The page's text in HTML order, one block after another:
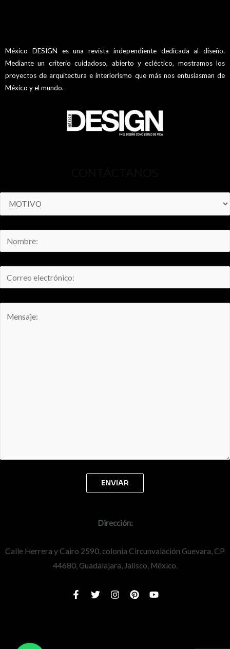
México DESIGN es una revista independiente dedicada al diseño.
Mediante un criterio cuidadoso, abierto y ecléctico, mostramos los
proyectos de arquitectura e interiorismo que más nos entusiasman de
México y el mundo.
CONTÁCTANOS
Dirección:
Calle Herrera y Cairo 2590, colonia Circunvalación Guevara, CP
44680, Guadalajara, Jalisco, México.